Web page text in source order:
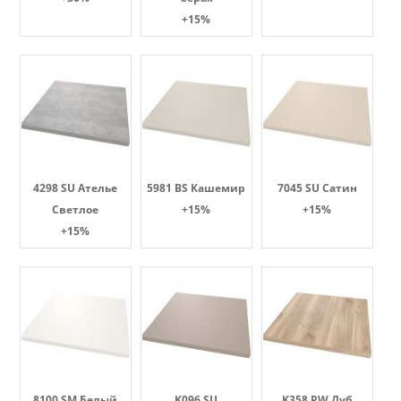
+15%
4298 SU Ателье
Светлое
+15%
5981 BS Кашемир
+15%
7045 SU Сатин
+15%